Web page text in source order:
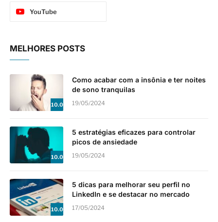
YouTube
MELHORES POSTS
10.0
Como acabar com a insônia e ter noites
de sono tranquilas
19/05/2024
10.0
5 estratégias eficazes para controlar
picos de ansiedade
19/05/2024
10.0
5 dicas para melhorar seu perfil no
LinkedIn e se destacar no mercado
17/05/2024